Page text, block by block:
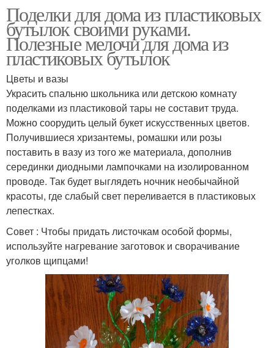
Поделки для дома из пластиковых
бутылок своими руками.
Полезные мелочи для дома из
пластиковых бутылок
Цветы и вазы
Украсить спальню школьника или детскою комнату
поделками из пластиковой тары не составит труда.
Можно соорудить целый букет искусственных цветов.
Получившиеся хризантемы, ромашки или розы
поставить в вазу из того же материала, дополнив
серединки диодными лампочками на изолированном
проводе. Так будет выглядеть ночник необычайной
красоты, где слабый свет переливается в пластиковых
лепестках.
Совет : Чтобы придать листочкам особой формы,
используйте нагревание заготовок и сворачивание
уголков щипцами!